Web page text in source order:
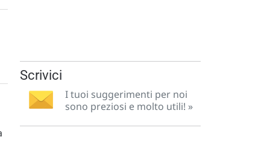
Scrivici
I tuoi suggerimenti per noi
sono preziosi e molto utili! »